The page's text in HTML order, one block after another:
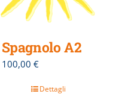
Spagnolo A2
100,00 €
Dettagli